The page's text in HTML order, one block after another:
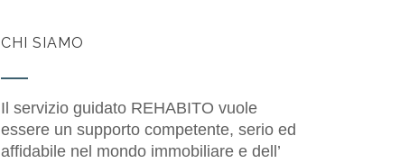
CHI SIAMO
Il servizio guidato REHABITO vuole
essere un supporto competente, serio ed
affidabile nel mondo immobiliare e dell’